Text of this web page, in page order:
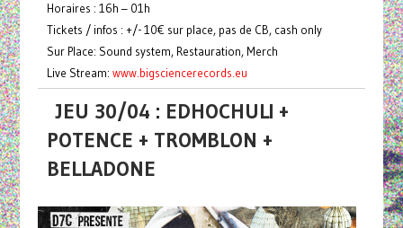
Horaires : 16h – 01h
Tickets / infos : +/- 10€ sur place, pas de CB, cash only
Sur Place: Sound system, Restauration, Merch
Live Stream: www.bigsciencerecords.eu
JEU 30/04 : EDHOCHULI +
POTENCE + TROMBLON +
BELLADONE